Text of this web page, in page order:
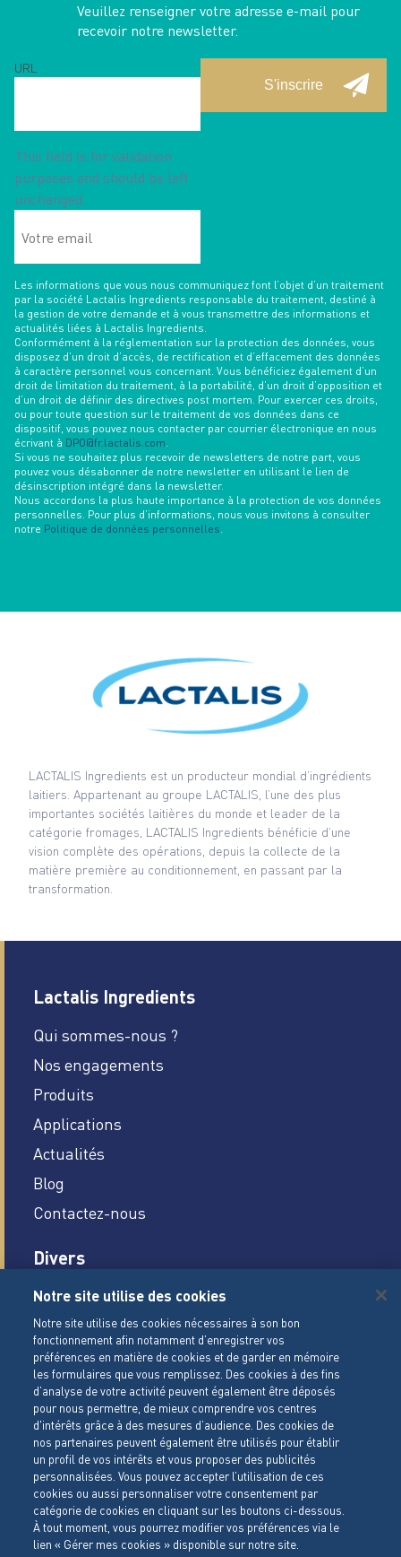
Veuillez renseigner votre adresse e-mail pour
recevoir notre newsletter.
URL
This field is for validation
purposes and should be left
unchanged.
email
Les informations que vous nous communiquez font l’objet d’un traitement
par la société Lactalis Ingredients responsable du traitement, destiné à
la gestion de votre demande et à vous transmettre des informations et
actualités liées à Lactalis Ingredients.
Conformément à la réglementation sur la protection des données, vous
disposez d’un droit d’accès, de rectification et d’effacement des données
à caractère personnel vous concernant. Vous bénéficiez également d’un
droit de limitation du traitement, à la portabilité, d’un droit d’opposition et
d’un droit de définir des directives post mortem. Pour exercer ces droits,
ou pour toute question sur le traitement de vos données dans ce
dispositif, vous pouvez nous contacter par courrier électronique en nous
écrivant à DPO@fr.lactalis.com.
Si vous ne souhaitez plus recevoir de newsletters de notre part, vous
pouvez vous désabonner de notre newsletter en utilisant le lien de
désinscription intégré dans la newsletter.
Nous accordons la plus haute importance à la protection de vos données
personnelles. Pour plus d’informations, nous vous invitons à consulter
notre Politique de données personnelles.
LACTALIS Ingredients est un producteur mondial d’ingrédients
laitiers. Appartenant au groupe LACTALIS, l’une des plus
importantes sociétés laitières du monde et leader de la
catégorie fromages, LACTALIS Ingredients bénéficie d’une
vision complète des opérations, depuis la collecte de la
matière première au conditionnement, en passant par la
transformation.
Lactalis Ingredients
Qui sommes-nous ?
Nos engagements
Produits
Applications
Actualités
Blog
Contactez-nous
Divers
Carrières
Mentions légales
Conditions Générales de Vente
Politique de gestion des cookies
Politique de données personnelles
Paramètrage des cookies
Accessibilité
LACTALIS Ingredients
15 rue de l’étang
Notre site utilise des cookies
Notre site utilise des cookies nécessaires à son bon
fonctionnement afin notamment d’enregistrer vos
préférences en matière de cookies et de garder en mémoire
les formulaires que vous remplissez. Des cookies à des fins
d’analyse de votre activité peuvent également être déposés
pour nous permettre, de mieux comprendre vos centres
d'intérêts grâce à des mesures d’audience. Des cookies de
nos partenaires peuvent également être utilisés pour établir
un profil de vos intérêts et vous proposer des publicités
personnalisées. Vous pouvez accepter l’utilisation de ces
cookies ou aussi personnaliser votre consentement par
catégorie de cookies en cliquant sur les boutons ci-dessous.
À tout moment, vous pourrez modifier vos préférences via le
lien « Gérer mes cookies » disponible sur notre site.